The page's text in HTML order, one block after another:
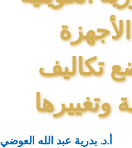
تكاليف
وتغييرها
أ.د. بدرية عبد الله العوضي